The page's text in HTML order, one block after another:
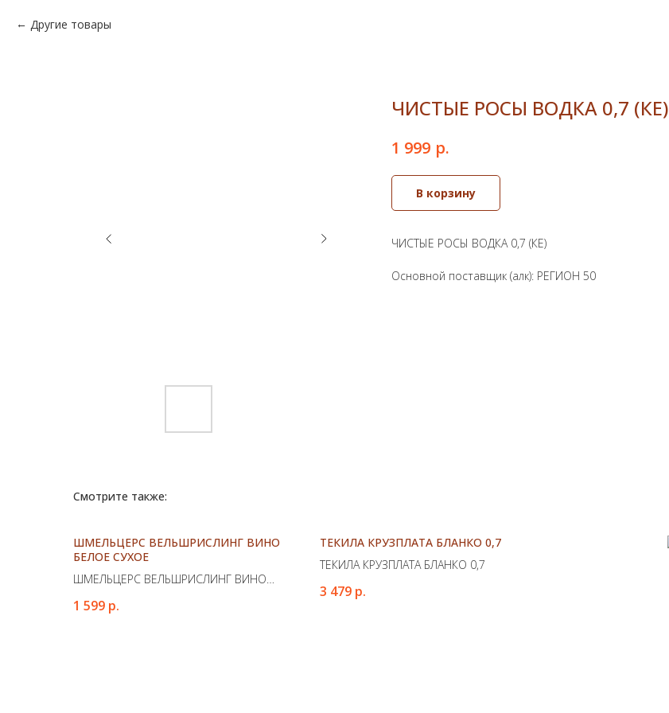
Другие товары
ЧИСТЫЕ РОСЫ ВОДКА 0,7 (КЕ)
1 999 р.
В корзину
ЧИСТЫЕ РОСЫ ВОДКА 0,7 (КЕ)
Основной поставщик (алк): РЕГИОН 50
Смотрите также:
ШМЕЛЬЦЕРС ВЕЛЬШРИСЛИНГ ВИНО
БЕЛОЕ СУХОЕ
ШМЕЛЬЦЕРС ВЕЛЬШРИСЛИНГ ВИНО
1 599 р.
ТЕКИЛА КРУЗПЛАТА БЛАНКО 0,7
ТЕКИЛА КРУЗПЛАТА БЛАНКО 0,7
3 479 р.